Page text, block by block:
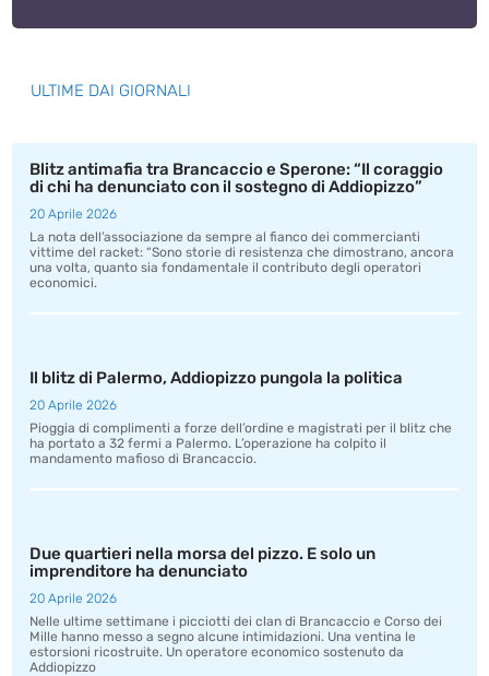
ULTIME DAI GIORNALI
Blitz antimafia tra Brancaccio e Sperone: “Il coraggio
di chi ha denunciato con il sostegno di Addiopizzo”
20 Aprile 2026
La nota dell’associazione da sempre al fianco dei commercianti
vittime del racket: “Sono storie di resistenza che dimostrano, ancora
una volta, quanto sia fondamentale il contributo degli operatori
economici.
Il blitz di Palermo, Addiopizzo pungola la politica
20 Aprile 2026
Pioggia di complimenti a forze dell’ordine e magistrati per il blitz che
ha portato a 32 fermi a Palermo. L’operazione ha colpito il
mandamento mafioso di Brancaccio.
Due quartieri nella morsa del pizzo. E solo un
imprenditore ha denunciato
20 Aprile 2026
Nelle ultime settimane i picciotti dei clan di Brancaccio e Corso dei
Mille hanno messo a segno alcune intimidazioni. Una ventina le
estorsioni ricostruite. Un operatore economico sostenuto da
Addiopizzo